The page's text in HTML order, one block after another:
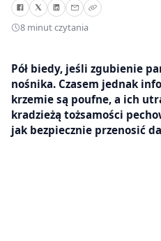
8 minut czytania
Pół biedy, jeśli zgubienie
nośnika. Czasem jednak
krzemie są poufne, a ich
kradzieżą tożsamości
jak bezpiecznie przenosić